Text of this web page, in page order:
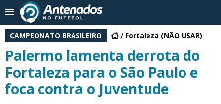
CAMPEONATO BRASILEIRO Fortaleza (NÃO USAR)
Palermo lamenta derrota do
Fortaleza para o São Paulo e
foca contra o Juventude